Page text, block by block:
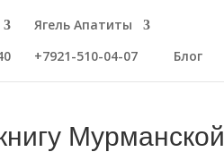
Ягель Апатиты
+7921-510-04-07
Блог
Мурманской